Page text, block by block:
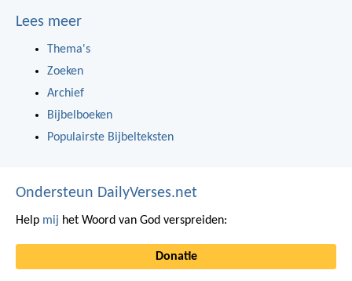
Lees meer
Thema's
Zoeken
Archief
Bijbelboeken
Populairste Bijbelteksten
Ondersteun DailyVerses.net
Help mij het Woord van God verspreiden:
Donatie